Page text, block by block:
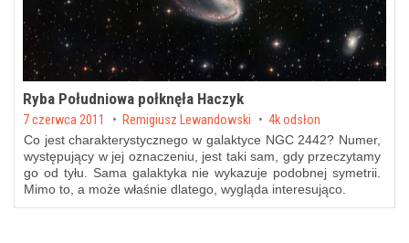
Ryba Południowa połknęła Haczyk
Posted on
7 czerwca 2011 byRemigiusz Lewandowski 4k odsłon
Co jest charakterystycznego w galaktyce NGC 2442? Numer,
występujący w jej oznaczeniu, jest taki sam, gdy przeczytamy
go od tyłu. Sama galaktyka nie wykazuje podobnej symetrii.
Mimo to, a może właśnie dlatego, wygląda interesująco.